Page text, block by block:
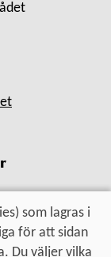
,
Öppna
som lagras i
för att sidan
Du väljer vilka